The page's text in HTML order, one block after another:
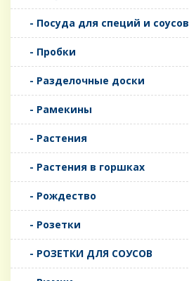
- Посуда для специй и соусов
- Пробки
- Разделочные доски
- Рамекины
- Растения
- Растения в горшках
- Рождество
- Розетки
- РОЗЕТКИ ДЛЯ СОУСОВ